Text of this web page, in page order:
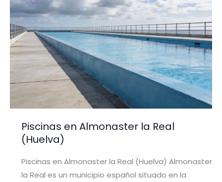
(Huelva)
Piscinas en Almonaster la Real
(Huelva)
Piscinas en Almonaster la Real (Huelva) Almonaster
la Real es un municipio español situado en la